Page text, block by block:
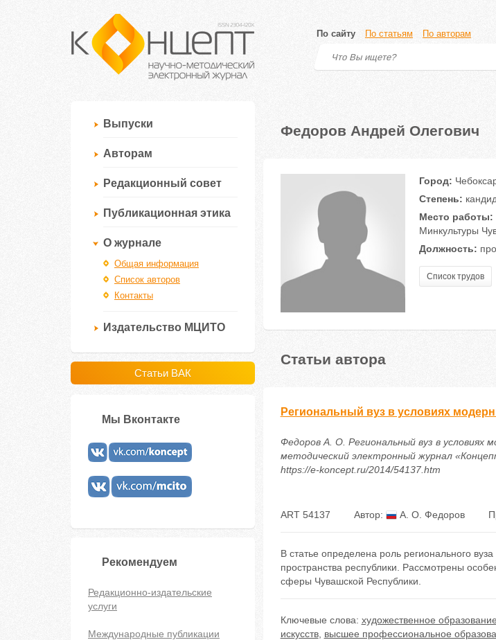
По сайту По статьям По авторам
Выпуски
Авторам
Редакционный совет
Публикационная этика
О журнале
Общая информация
Список авторов
Контакты
Издательство МЦИТО
Статьи ВАК
Мы Вконтакте
Рекомендуем
Редакционно-издательские
услуги
Международные публикации
Федоров Андрей Олегович
Город:
Степень:
Место работы:
Минкультуры
Должность:
Список трудов
Статьи автора
Региональный вуз в условиях
Федоров А. О. Региональный вуз в условиях
методический электронный журнал
https://e-koncept.ru/2014/54137.htm
ART 54137 Автор: А. О. Федоров
В статье определена роль регионального
пространства республики. Рассмотрены
сферы Чувашской Республики.
Ключевые слова: художественное образование
искусств, высшее профессиональное